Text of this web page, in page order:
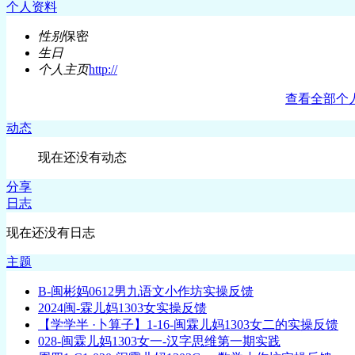
个人资料
性别保密
生日
个人主页http://
查看全部个
动态
现在还没有动态
分享
日志
现在还没有日志
主题
B-闽彬妈0612男九语文小作坊实操反馈
2024闽-霖儿妈1303女实操反馈
【学学半 ·卜算子】1-16-闽霖儿妈1303女二的实操反馈
028-闽霖儿妈1303女一-汉字思维第一期实践